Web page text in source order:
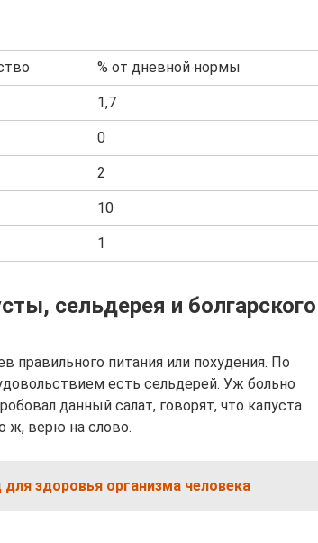
% от дневной нормы
1,7
0
2
10
1
сельдерея и болгарского
правильного питания или похудения. По
есть сельдерей. Уж больно
данный салат, говорят, что капуста
ж, верю на слово.
для здоровья организма человека